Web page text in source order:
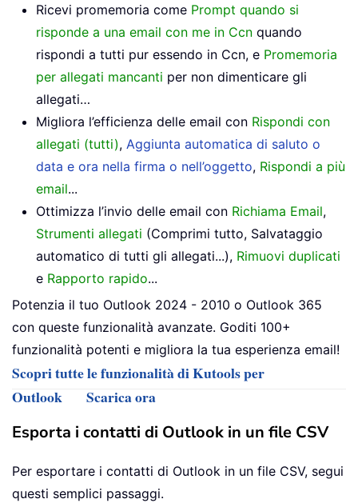
Ricevi promemoria come Prompt quando si
risponde a una email con me in Ccn quando
rispondi a tutti pur essendo in Ccn, e Promemoria
per allegati mancanti per non dimenticare gli
allegati…
Migliora l’efficienza delle email con Rispondi con
allegati (tutti), Aggiunta automatica di saluto o
data e ora nella firma o nell’oggetto, Rispondi a più
email...
Ottimizza l’invio delle email con Richiama Email,
Strumenti allegati (Comprimi tutto, Salvataggio
automatico di tutti gli allegati...), Rimuovi duplicati
e Rapporto rapido...
Potenzia il tuo Outlook 2024 - 2010 o Outlook 365
con queste funzionalità avanzate. Goditi 100+
funzionalità potenti e migliora la tua esperienza email!
Scopri tutte le funzionalità di Kutools per
Outlook
Scarica ora
Esporta i contatti di Outlook in un file CSV
Per esportare i contatti di Outlook in un file CSV, segui
questi semplici passaggi.